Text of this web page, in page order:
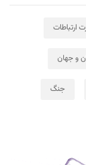
ارتباطات
و جهان
جنگ